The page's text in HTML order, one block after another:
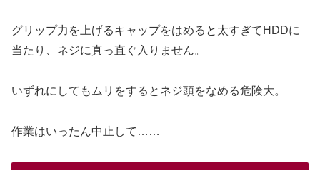
グリップ力を上げるキャップをはめると太すぎてHDDに
当たり、ネジに真っ直ぐ入りません。
いずれにしてもムリをするとネジ頭をなめる危険大。
作業はいったん中止して……